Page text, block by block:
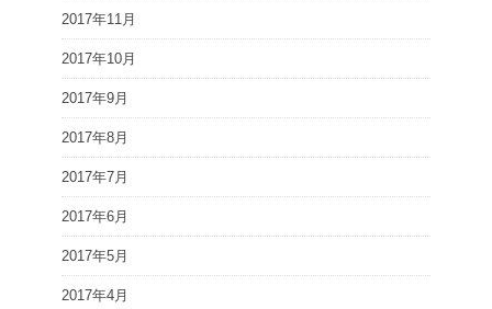
2017年11月
2017年10月
2017年9月
2017年8月
2017年7月
2017年6月
2017年5月
2017年4月